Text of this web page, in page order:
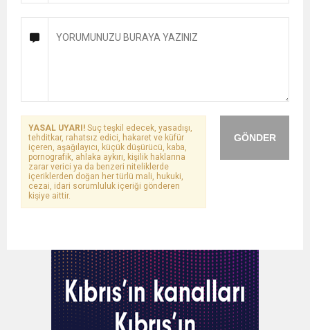
GÖNDER
YASAL UYARI! Suç teşkil edecek, yasadışı,
tehditkar, rahatsız edici, hakaret ve küfür
içeren, aşağılayıcı, küçük düşürücü, kaba,
pornografik, ahlaka aykırı, kişilik haklarına
zarar verici ya da benzeri niteliklerde
içeriklerden doğan her türlü mali, hukuki,
cezai, idari sorumluluk içeriği gönderen
kişiye aittir.